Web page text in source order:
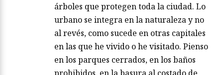
árboles que protegen toda la ciudad. Lo
urbano se integra en la naturaleza y no
al revés, como sucede en otras capitales
en las que he vivido o he visitado. Pienso
en los parques cerrados, en los baños